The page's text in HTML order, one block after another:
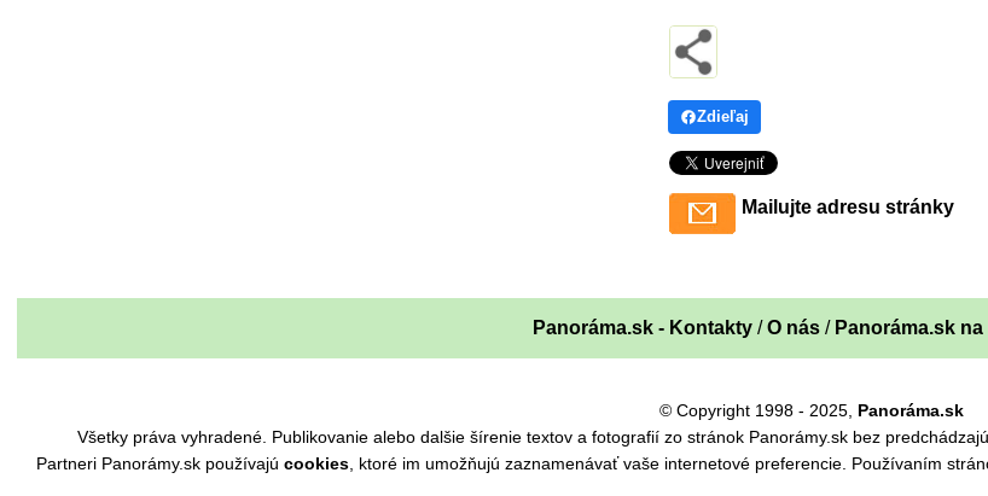
Zdieľaj
Mailujte adresu stránky
Panoráma.sk - Kontakty/O nás/ Panoráma.sk
© Copyright 1998 - 2025, Panoráma.sk
Všetky práva vyhradené. Publikovanie alebo dalšie šírenie textov a fotografií zo stránok Panorámy.sk bez
Partneri Panorámy.sk používajú cookies, ktoré im umožňujú zaznamenávať vaše internetové preferencie. Používaním